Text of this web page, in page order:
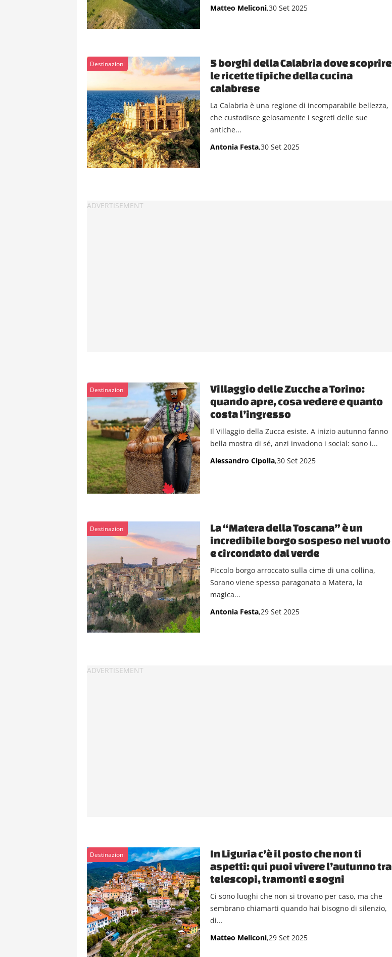
Matteo Meliconi,30 Set 2025
Destinazioni
5 borghi della Calabria dove scoprire
le ricette tipiche della cucina
calabrese
La Calabria è una regione di incomparabile bellezza,
che custodisce gelosamente i segreti delle sue
antiche...
Antonia Festa,30 Set 2025
Destinazioni
Villaggio delle Zucche a Torino:
quando apre, cosa vedere e quanto
costa l’ingresso
Il Villaggio della Zucca esiste. A inizio autunno fanno
bella mostra di sé, anzi invadono i social: sono i...
Alessandro Cipolla,30 Set 2025
Destinazioni
La “Matera della Toscana” è un
incredibile borgo sospeso nel vuoto
e circondato dal verde
Piccolo borgo arroccato sulla cime di una collina,
Sorano viene spesso paragonato a Matera, la
magica...
Antonia Festa,29 Set 2025
Destinazioni
In Liguria c’è il posto che non ti
aspetti: qui puoi vivere l’autunno tra
telescopi, tramonti e sogni
Ci sono luoghi che non si trovano per caso, ma che
sembrano chiamarti quando hai bisogno di silenzio,
di...
Matteo Meliconi,29 Set 2025